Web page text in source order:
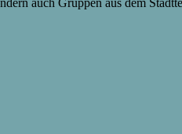
auch Gruppen aus dem